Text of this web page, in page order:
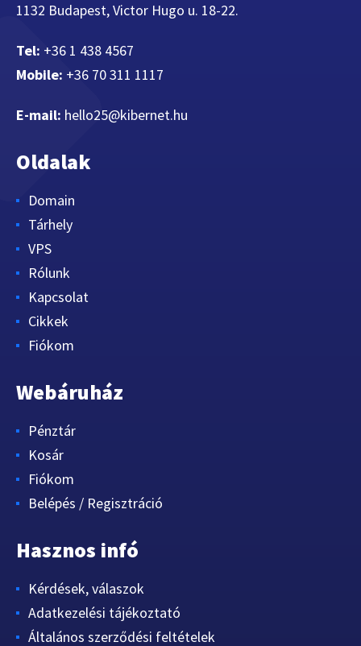
1132 Budapest, Victor Hugo u. 18-22.
Tel: +36 1 438 4567
Mobile: +36 70 311 1117
E-mail: hello25@kibernet.hu
Oldalak
Domain
Tárhely
VPS
Rólunk
Kapcsolat
Cikkek
Fiókom
Webáruház
Pénztár
Kosár
Fiókom
Belépés / Regisztráció
Hasznos infó
Kérdések, válaszok
Adatkezelési tájékoztató
Általános szerződési feltételek